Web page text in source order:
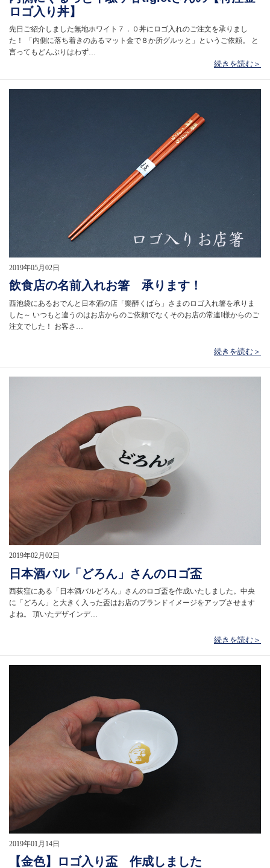
ロゴ入り丼】
先日ご紹介しました無地ホワイト７．０丼にロゴ入れのご注文を承りまし
た！ 「内側に落ち着きのあるマット金で８か所グルッと」というご依頼。 と
言ってもどんぶりはわず…
続きを読む＞
2019年05月02日
飲食店の名前入れお箸 承ります！
西池袋にあるおでんと日本酒の店「樂醉くばら」さまのロゴ入れ箸を承りま
した～ いつもと違うのはお店からのご依頼でなくそのお店の常連I様からのご
注文でした！ お客さ…
続きを読む＞
2019年02月02日
日本酒バル「どろん」さんのロゴ盃
西荻窪にある「日本酒バルどろん」さんのロゴ盃を作成いたしました。中央
に「どろん」と大きく入った盃はお店のブランドイメージをアップさせます
よね。 頂いたデザインデ…
続きを読む＞
2019年01月14日
【金色】ロゴ入り盃 作成しました